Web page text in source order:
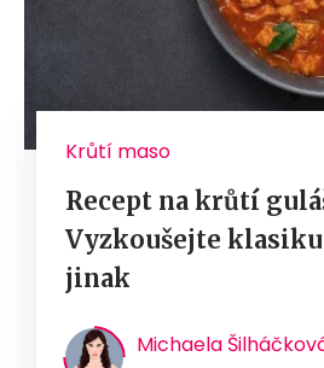
Krůtí maso
Recept na krůtí
Vyzkoušejte
jinak
Michaela